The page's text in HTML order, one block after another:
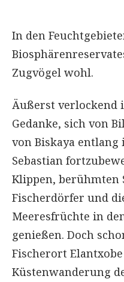
In den
Zugvögel wohl.
Äußerst verlockend
Gedanke, sich von
von Biskaya entlang
Sebastian
Klippen, berühmten
Fischerdörfer und
Meeresfrüchte in
genießen. Doch
Fischerort
Küstenwanderung